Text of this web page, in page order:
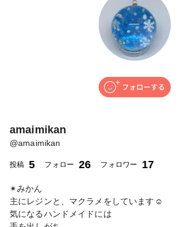
amaimikan
@amaimikan
投稿 5 フォロー 26 フォロワー 17
✴︎みかん
主にレジンと、マクラメをしています☺️
気になるハンドメイドには